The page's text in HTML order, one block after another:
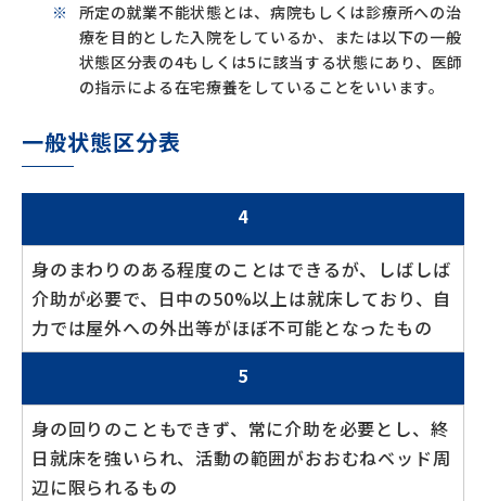
所定の就業不能状態とは、病院もしくは診療所への治
療を目的とした入院をしているか、または以下の一般
状態区分表の4もしくは5に該当する状態にあり、医師
の指示による在宅療養をしていることをいいます。
一般状態区分表
4
身のまわりのある程度のことはできるが、しばしば
介助が必要で、日中の50%以上は就床しており、自
力では屋外への外出等がほぼ不可能となったもの
5
身の回りのこともできず、常に介助を必要とし、終
日就床を強いられ、活動の範囲がおおむねベッド周
辺に限られるもの